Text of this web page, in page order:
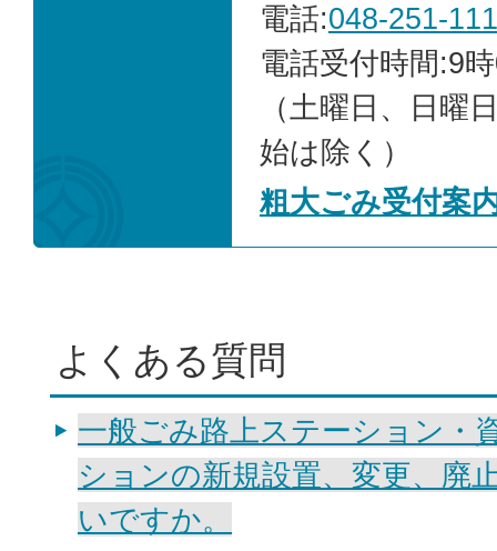
電話:048-251-
電話受付時間:9
（土曜日、日曜
始は除く）
粗大ごみ受付案
よくある質問
一般ごみ路上ステーション・
ションの新規設置、変更、廃
いですか。